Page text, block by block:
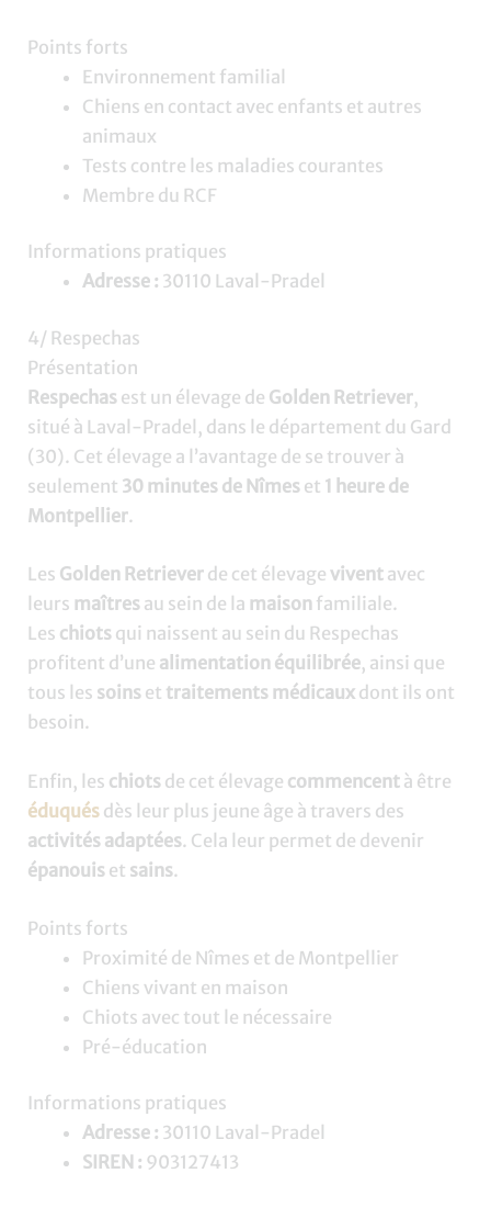
Points forts
Environnement familial
Chiens en contact avec enfants et autres
animaux
Tests contre les maladies courantes
Membre du RCF
Informations pratiques
Adresse : 30110 Laval-Pradel
4/ Respechas
Présentation
Respechas est un élevage de Golden Retriever,
situé à Laval-Pradel, dans le département du Gard
(30). Cet élevage a l’avantage de se trouver à
seulement 30 minutes de Nîmes et 1 heure de
Montpellier.
Les Golden Retriever de cet élevagevivent avec
leurs maîtres au sein de la maison familiale.
Les chiots qui naissent au sein du Respechas
profitent d’une alimentation équilibrée, ainsi que
tous les soins et traitements médicaux dont ils ont
besoin.
Enfin, les chiots de cet élevage commencent à être
éduqués dès leur plus jeune âge à travers des
activités adaptées. Cela leur permet de devenir
épanouis et sains.
Points forts
Proximité de Nîmes et de Montpellier
Chiens vivant en maison
Chiots avec tout le nécessaire
Pré-éducation
Informations pratiques
Adresse : 30110 Laval-Pradel
SIREN : 903127413